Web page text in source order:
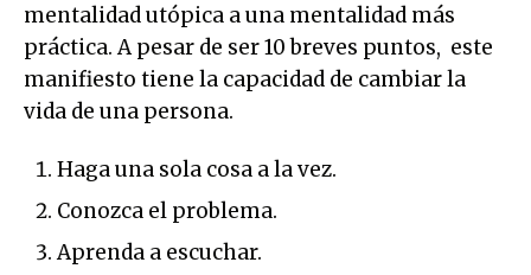
mentalidad utópica a una mentalidad más
práctica. A pesar de ser 10 breves puntos, este
manifiesto tiene la capacidad de cambiar la
vida de una persona.
Haga una sola cosa a la vez.
Conozca el problema.
Aprenda a escuchar.